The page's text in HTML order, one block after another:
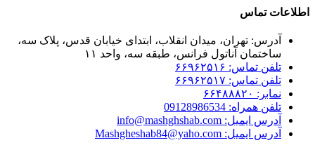
اطلاعات تماس
آدرس: تهران، میدان انقلاب، ابتدای خیابان قدس، پلاک سه،
ساختمان آناتول فرانس، طبقه سه، واحد ۱۱
تلفن تماس: ۶۶۹۶۲۵۱۶
تلفن تماس: ۶۶۹۶۲۵۱۷
نمابر: ۶۶۴۸۸۸۲۰
تلفن همراه: 09128986534
آدرس ایمیل: info@mashghshab.com
آدرس ایمیل: Mashgheshab84@yaho.com